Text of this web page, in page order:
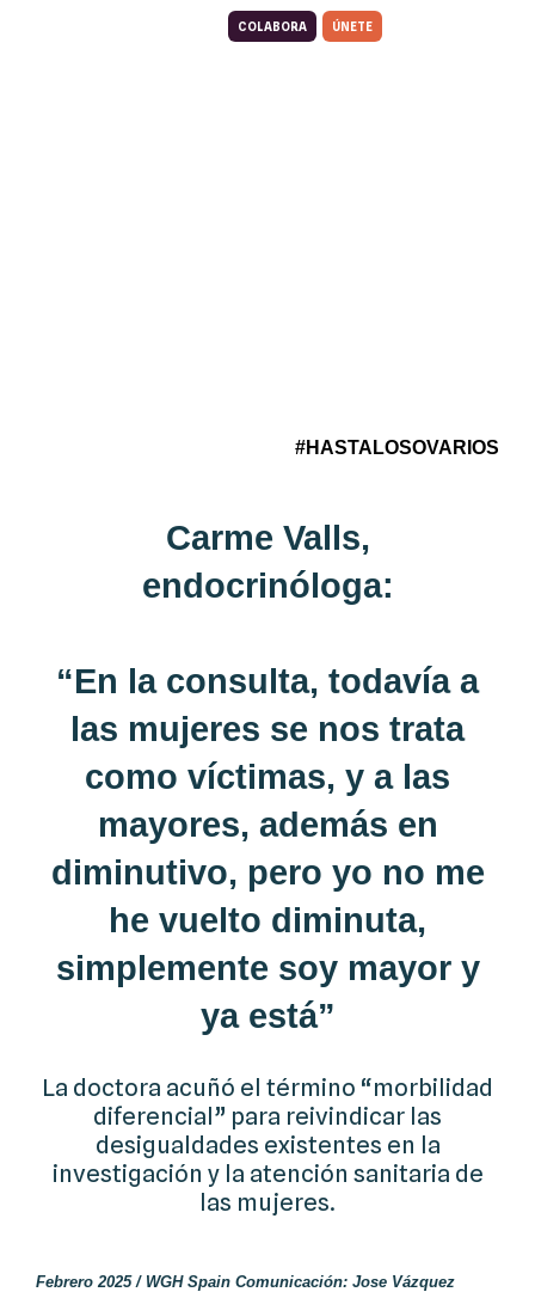
COLABORA ÚNETE
#HASTALOSOVARIOS
Carme Valls,
endocrinóloga:
“En la consulta, todavía a
las mujeres se nos trata
como víctimas, y a las
mayores, además en
diminutivo, pero yo no me
he vuelto diminuta,
simplemente soy mayor y
ya está”
La doctora acuñó el término “morbilidad
diferencial” para reivindicar las
desigualdades existentes en la
investigación y la atención sanitaria de
las mujeres.
Febrero 2025 / WGH Spain Comunicación: Jose Vázquez